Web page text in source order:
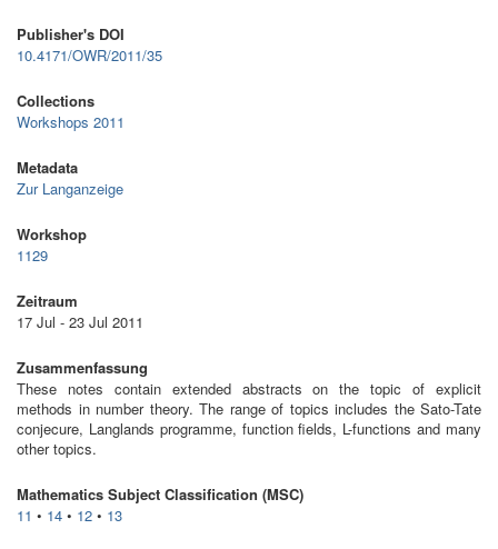
Publisher's DOI
10.4171/OWR/2011/35
Collections
Workshops 2011
Metadata
Zur Langanzeige
Workshop
1129
Zeitraum
17 Jul - 23 Jul 2011
Zusammenfassung
These notes contain extended abstracts on the topic of explicit
methods in number theory. The range of topics includes the Sato-Tate
conjecure, Langlands programme, function fields, L-functions and many
other topics.
Mathematics Subject Classification (MSC)
11 • 14 • 12 • 13